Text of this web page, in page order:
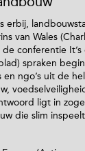
erbij,
van Wales
conferentie It’s
spraken
ngo’s uit de
ligt in
die slim